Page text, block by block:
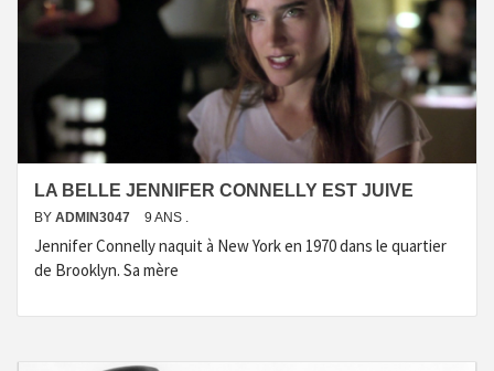
LA BELLE JENNIFER CONNELLY EST JUIVE
BY ADMIN3047 9 ANS .
Jennifer Connelly naquit à New York en 1970 dans le quartier
de Brooklyn. Sa mère